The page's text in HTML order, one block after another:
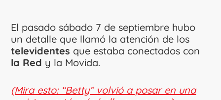
El pasado sábado 7 de septiembre hubo
un detalle que llamó la atención de los
televidentes que estaba conectados con
la Red y la Movida.
(Mira esto: “Betty” volvió a posar en una